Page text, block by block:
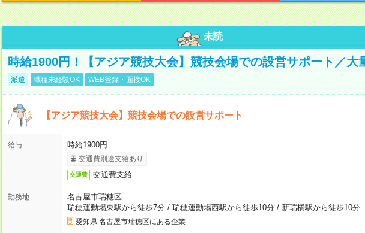
未読
時給1900円！【アジア競技大会】競技会場での設営サポート／大
派遣 職種未経験OK WEB登録・面接OK
【アジア競技大会】競技会場での設営サポート
給与 時給1900円
交通費別途支給あり
交通費 交通費支給
勤務地
名古屋市瑞穂区
瑞穂運動場東駅から徒歩7分/ 瑞穂運動場西駅から徒歩10分/ 新瑞橋駅から徒歩10分
愛知県 名古屋市瑞穂区にある企業